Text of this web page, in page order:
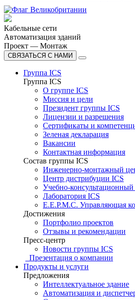
Кабельные сети
Автоматизация зданий
Проект — Монтаж
СВЯЗАТЬСЯ С НАМИ
Группа ICS
Группа ICS
О группе ICS
Миссия и цели
Президент группы ICS
Лицензии и разрешения
Сертификаты и
Зеленая декларация
Вакансии
Контактная информация
Состав группы ICS
Инженерно-монтажный
Центр дистрибуции ICS
Учебно-консультационный
Лаборатория ICS
E.E.P.M.C. Управляющая
Достижения
Портфолио проектов
Отзывы и рекомендации
Пресс-центр
Новости группы ICS
Презентация о компании
Продукты и услуги
Предложения
Интеллектуальное здание
Автоматизация и